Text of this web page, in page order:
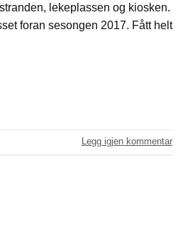
lekeplassen og kiosken.
foran sesongen 2017. Fått helt
Legg igjen kommentar